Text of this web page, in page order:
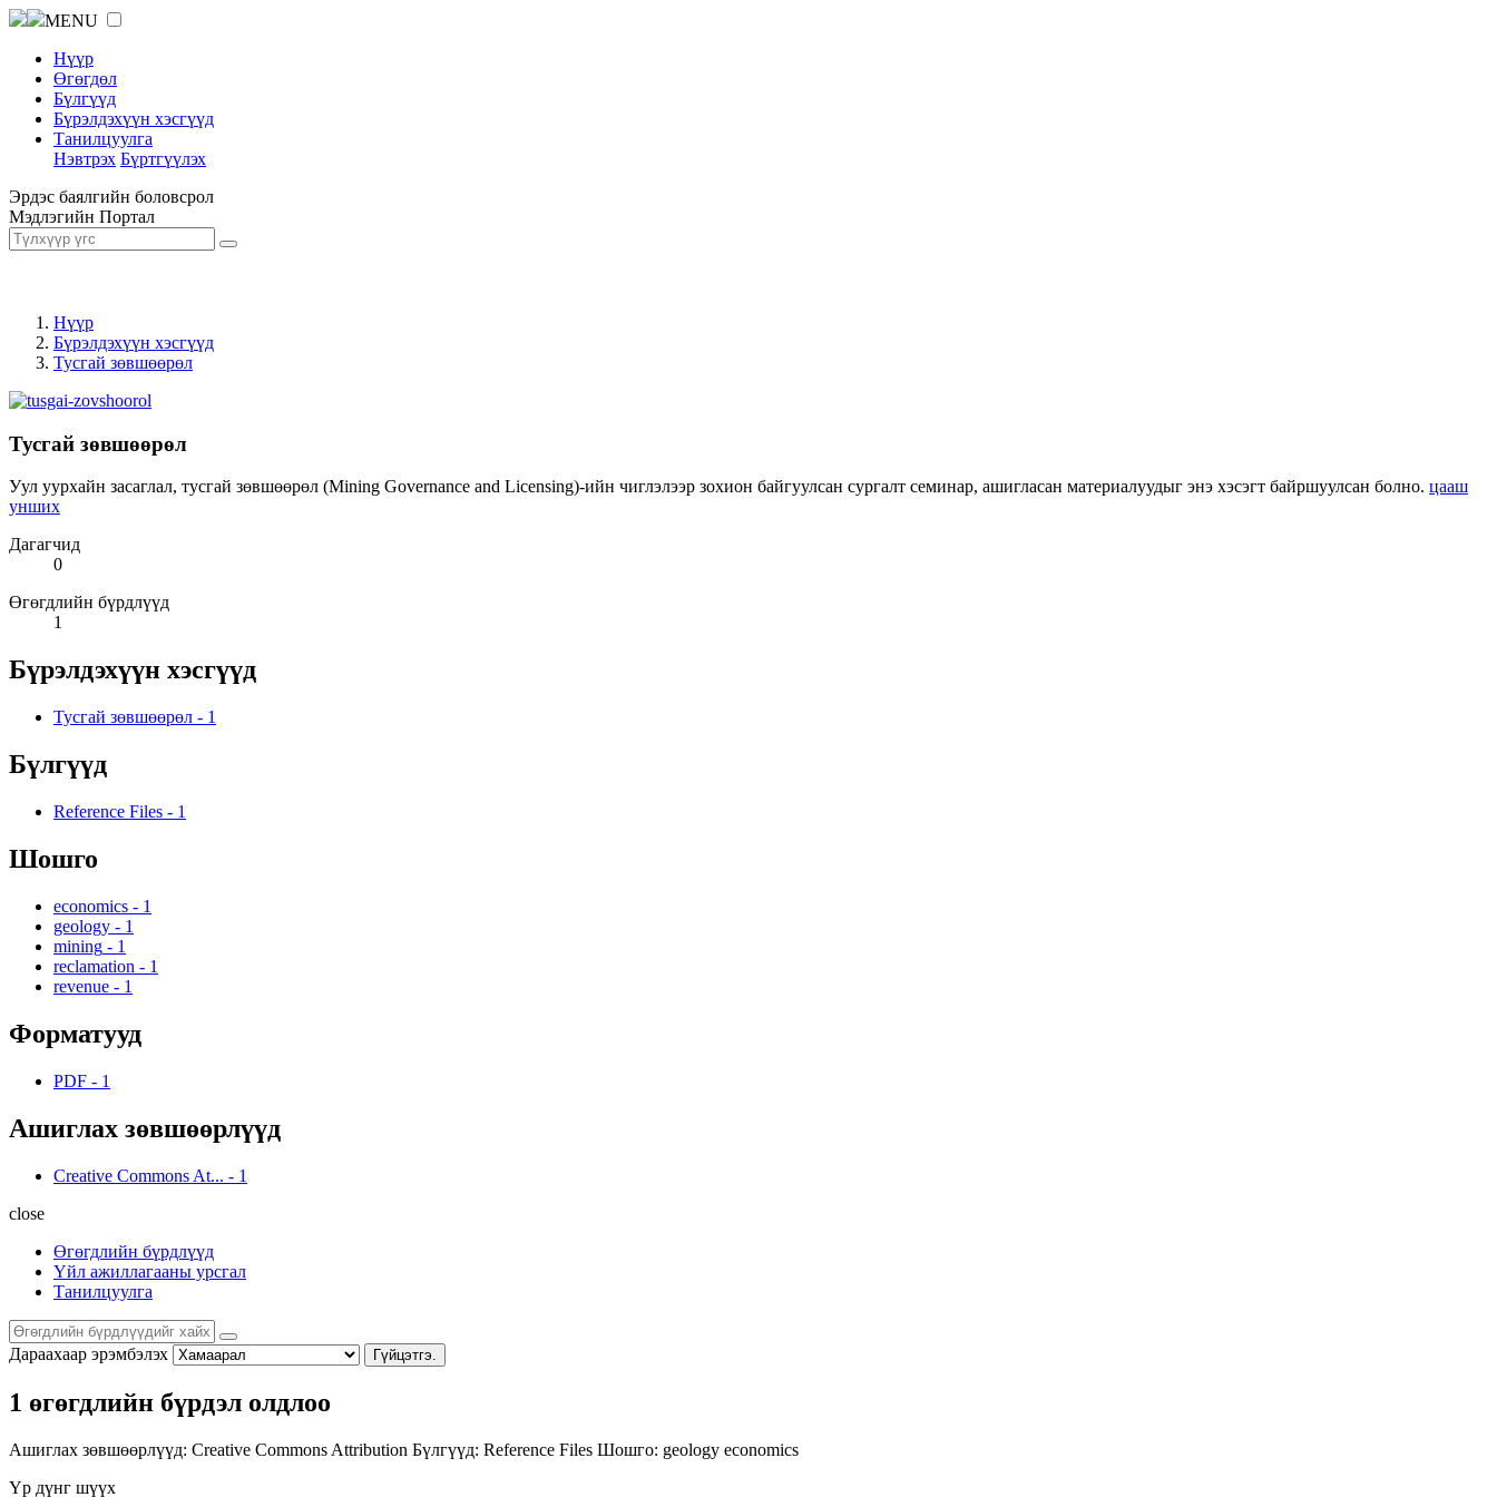
MENU
Нүүр
Өгөгдөл
Бүлгүүд
Бүрэлдэхүүн хэсгүүд
Танилцуулга
Нэвтрэх Бүртгүүлэх
Эрдэс баялгийн боловсрол
Мэдлэгийн Портал
Нүүр
Бүрэлдэхүүн хэсгүүд
Тусгай зөвшөөрөл
Тусгай зөвшөөрөл
Уул уурхайн засаглал, тусгай зөвшөөрөл (Mining Governance and Licensing)-ийн чиглэлээр зохион байгуулсан сургалт семинар, ашигласан материалуудыг энэ хэсэгт байршуулсан болно. цааш
унших
Дагагчид
0
Өгөгдлийн бүрдлүүд
1
Бүрэлдэхүүн хэсгүүд
Тусгай зөвшөөрөл - 1
Бүлгүүд
Reference Files - 1
Шошго
economics - 1
geology - 1
mining - 1
reclamation - 1
revenue - 1
Форматууд
PDF - 1
Ашиглах зөвшөөрлүүд
Creative Commons At... - 1
close
Өгөгдлийн бүрдлүүд
Үйл ажиллагааны урсгал
Танилцуулга
Дараахаар эрэмбэлэх Гүйцэтгэ.
1 өгөгдлийн бүрдэл олдлоо
Ашиглах зөвшөөрлүүд: Creative Commons Attribution Бүлгүүд: Reference Files Шошго: geology economics
Үр дүнг шүүх